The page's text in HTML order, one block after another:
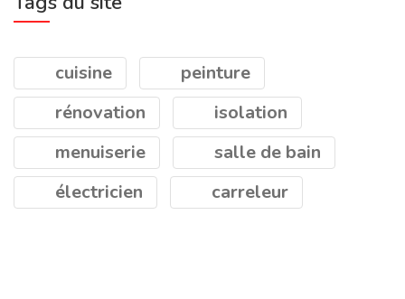
cuisine
peinture
rénovation
isolation
menuiserie
salle de bain
électricien
carreleur